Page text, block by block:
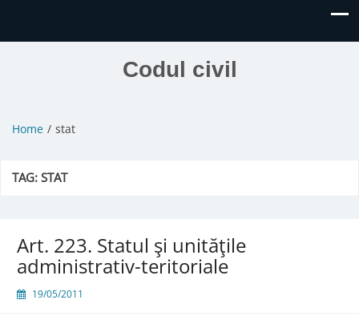
Codul civil
Home stat
TAG:STAT
Art. 223. Statul şi unităţile
administrativ-teritoriale
19/05/2011